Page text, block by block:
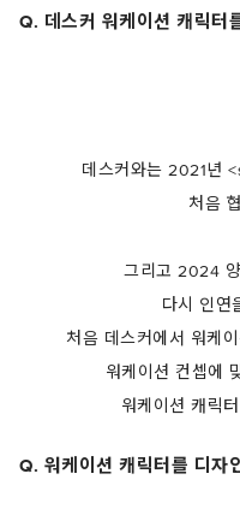
Q. 데스커 워케이션 캐릭터
데스커와는 2021년
처음
그리고 2024
다시 인연
처음 데스커에서 워케
워케이션 컨셉에
워케이션 캐릭
Q. 워케이션 캐릭터를 디자